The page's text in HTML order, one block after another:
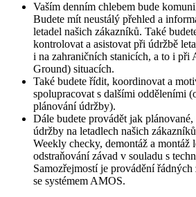
Vaším denním chlebem bude
Budete mít neustálý přehled a
letadel našich zákazníků. Také
kontrolovat a asistovat při údržbě
i na zahraničních stanicích, a to i
Ground) situacích.
Také budete řídit, koordinovat a
spolupracovat s dalšími odděleními
plánování údržby).
Dále budete provádět jak
údržby na letadlech našich
Weekly checky, demontáž a montáž
odstraňování závad v souladu s
Samozřejmostí je provádění řádných
se systémem AMOS.